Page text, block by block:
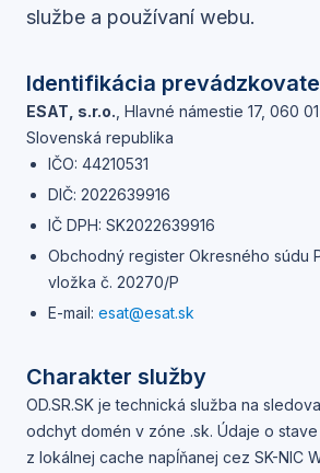
službe a používaní webu.
Identifikácia
ESAT, s.r.o. Hlavné námestie 17, 060
Slovenská republika
IČO: 44210531
DIČ: 2022639916
IČ DPH: SK2022639916
Obchodný register Okresného súdu
vložka č. 20270/P
E-mail: esat@esat.sk
Charakter služby
OD.SR.SK je technická služba na
odchyt domén v zóne .sk. Údaje o
z lokálnej cache napĺňanej cez SK-NIC